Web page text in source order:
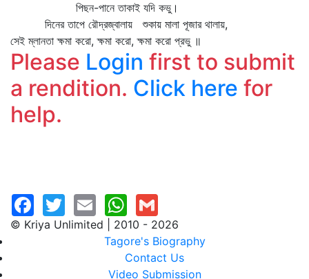
পিছন-পানে তাকাই যদি কভু।
দিনের তাপে রৌদ্রজ্বালায় শুকায় মালা পূজার থালায়,
সেই ম্লানতা ক্ষমা করো, ক্ষমা করো, ক্ষমা করো প্রভু ॥
Please Login first to submit
a rendition. Click here for
help.
© Kriya Unlimited | 2010 - 2026
Tagore's Biography
Contact Us
Video Submission